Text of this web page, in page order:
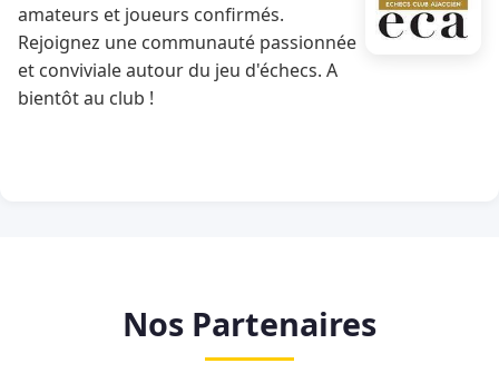
amateurs et joueurs confirmés.
Rejoignez une communauté passionnée
et conviviale autour du jeu d'échecs. A
bientôt au club !
Nos Partenaires